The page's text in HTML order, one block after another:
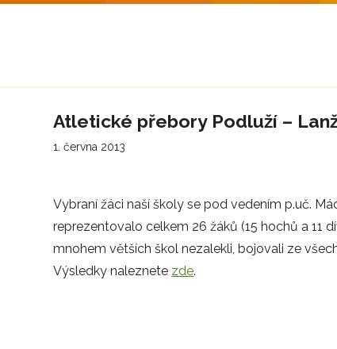
Atletické přebory Podluží –
1. června 2013
Vybraní žáci naší školy se pod vedením p.uč.
reprezentovalo celkem 26 žáků (15 hochů a 11
mnohem větších škol nezalekli, bojovali ze
Výsledky naleznete zde.